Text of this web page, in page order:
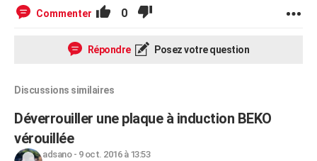
Commenter 0
Répondre Posez votre question
Discussions similaires
Déverrouiller une plaque à induction BEKO
vérouillée
adsano- 9 oct. 2016 à 13:53